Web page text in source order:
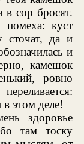
сор бросят.
куст
сточат, да и
и
камешок
ровно
этом деле!
здоровье
там тоску